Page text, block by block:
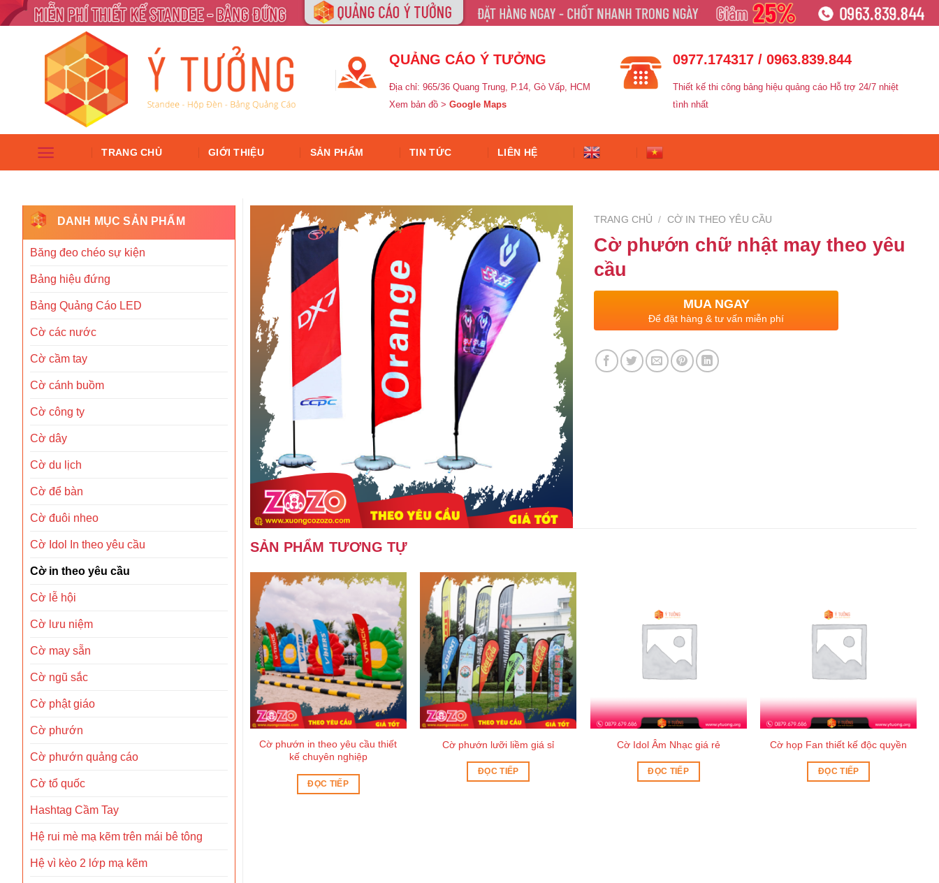
QUẢNG CÁO Ý TƯỞNG
Địa chỉ: 965/36 Quang Trung, P.14, Gò Vấp, HCM
Xem bản đồ >Google Maps
0977.174317 / 0963.839.844
Thiết kế thi công bảng hiệu quảng cáo Hỗ trợ 24/7 nhiệt
tình nhất
TRANG CHỦ GIỚI THIỆU SẢN PHẨM TIN TỨC LIÊN HỆ
DANH MỤC SẢN PHẨM
Băng đeo chéo sự kiện
Bảng hiệu đứng
Bảng Quảng Cáo LED
Cờ các nước
Cờ cầm tay
Cờ cánh buồm
Cờ công ty
Cờ dây
Cờ du lịch
Cờ để bàn
Cờ đuôi nheo
Cờ Idol In theo yêu cầu
Cờ in theo yêu cầu
Cờ lễ hội
Cờ lưu niệm
Cờ may sẵn
Cờ ngũ sắc
Cờ phật giáo
Cờ phướn
Cờ phướn quảng cáo
Cờ tổ quốc
Hashtag Cầm Tay
Hệ rui mè mạ kẽm trên mái bê tông
Hệ vì kèo 2 lớp mạ kẽm
TRANG CHỦ / CỜ IN THEO YÊU CẦU
Cờ phướn chữ nhật may theo yêu
cầu
MUA NGAY
Để đặt hàng & tư vấn miễn phí
SẢN PHẨM TƯƠNG TỰ
Cờ phướn in theo yêu cầu thiết
kế chuyên nghiệp
ĐỌC TIẾP
Cờ phướn lưỡi liềm giá sỉ
ĐỌC TIẾP
Cờ Idol Âm Nhạc giá rẻ
ĐỌC TIẾP
Cờ họp Fan thiết kế độc quyền
ĐỌC TIẾP